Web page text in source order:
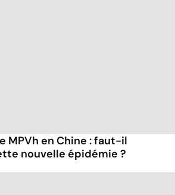
MPVh en Chine : faut-il
nouvelle épidémie ?